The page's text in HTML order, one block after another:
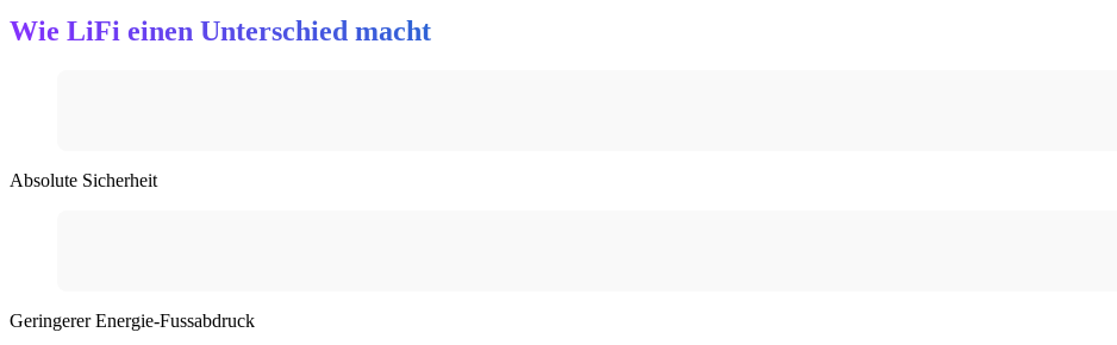
Wie LiFi einen Unterschied macht
Absolute Sicherheit
Geringerer Energie-Fussabdruck